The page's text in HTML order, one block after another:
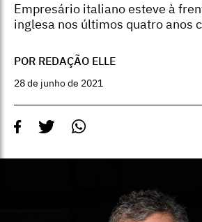
Empresário italiano esteve à
inglesa nos últimos quatro anos
POR REDAÇÃO ELLE
28 de junho de 2021